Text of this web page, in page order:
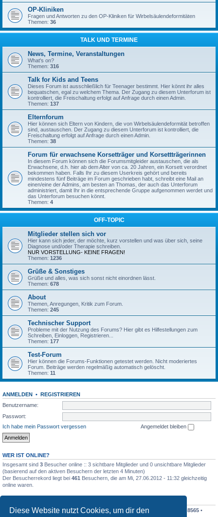
Diese Website nutzt Cookies, um dir den
OP-Kliniken
Fragen und Antworten zu den OP-Kliniken für Wirbelsäulendeformitäten
Themen: 36
TALK UND TERMINE
News, Termine, Veranstaltungen
What's on?
Themen: 316
Talk for Kids and Teens
Dieses Forum ist ausschließlich für Teenager bestimmt. Hier könnt ihr alles
bequatschen, egal zu welchem Thema. Der Zugang zu diesem Unterforum ist
kontrolliert, die Freischaltung erfolgt auf Anfrage durch einen Admin.
Themen: 137
Elternforum
Hier können sich Eltern von Kindern, die von Wirbelsäulendeformität betroffen
sind, austauschen. Der Zugang zu diesem Unterforum ist kontrolliert, die
Freischaltung erfolgt auf Anfrage durch einen Admin.
Themen: 38
Forum für erwachsene Korsetträger und Korsettträgerinnen
In diesem Forum können sich die Forumsmitgleider austauschen, die als
Erwachsene, d.h. hier ab dem Alter von ca. 20 Jahren, ein Korsett verordnet
bekommen haben. Falls Ihr zu diesem Userkreis gehört und bereits
mindestens fünf Beiträge im Forum geschrieben habt, schreibt eine Mail an
einen/eine der Admins, am besten an Thomas, der auch das Unterforum
administriert, damit Ihr in die entsprechende Gruppe aufgenommen werdet und
das Unterforum besuchen könnt.
Themen: 4
OFF-TOPIC
Mitglieder stellen sich vor
Hier kann sich jeder, der möchte, kurz vorstellen und was über sich, seine
Diagnose und/oder Therapie schreiben.
NUR VORSTELLUNG- KEINE FRAGEN!
Themen: 1236
Grüße & Sonstiges
Grüße und alles, was sich sonst nicht einordnen lässt.
Themen: 678
About
Themen, Anregungen, Kritik zum Forum.
Themen: 245
Technischer Support
Probleme mit der Nutzung des Forums? Hier gibt es Hilfestellungen zum
Schreiben, Einloggen, Registrieren...
Themen: 177
Test-Forum
Hier können die Forums-Funktionen getestet werden. Nicht moderiertes
Forum. Beiträge werden regelmäßig automatisch gelöscht.
Themen: 11
ANMELDEN •
REGISTRIEREN
Benutzername:
Passwort:
Ich habe mein Passwort vergessen
Angemeldet bleiben
WER IST ONLINE?
Insgesamt sind 3 Besucher online :: 3 sichtbare Mitglieder und 0 unsichtbare Mitglieder
(basierend auf den aktiven Besuchern der letzten 4 Minuten)
Der Besucherrekord liegt bei 461 Besuchern, die am Mi, 27.06.2012 - 11:32 gleichzeitig
online waren.
Beiträge insgesamt198410• Themen insgesamt19195• Mitglieder insgesamt 8565 •